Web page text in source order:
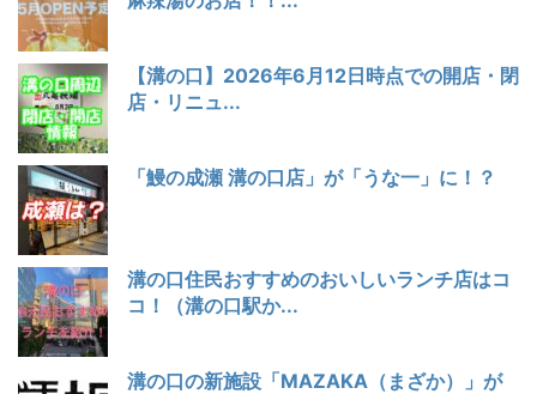
【溝の口】2026年6月12日時点での開店・閉
店・リニュ...
「鰻の成瀬 溝の口店」が「うな一」に！？
溝の口住民おすすめのおいしいランチ店はコ
コ！（溝の口駅か...
溝の口の新施設「MAZAKA（まざか）」が